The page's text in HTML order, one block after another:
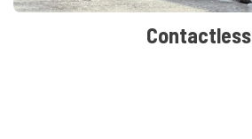
Contactless